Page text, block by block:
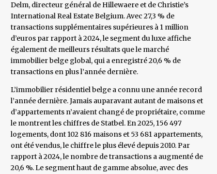
Delm, directeur général de Hillewaere et de Christie’s
International Real Estate Belgium. Avec 27,3 % de
transactions supplémentaires supérieures à 1 million
d’euros par rapport à 2024, le segment du luxe affiche
également de meilleurs résultats que le marché
immobilier belge global, qui a enregistré 20,6 % de
transactions en plus l’année dernière.
L’immobilier résidentiel belge a connu une année record
l’année dernière. Jamais auparavant autant de maisons et
d’appartements n’avaient changé de propriétaire, comme
le montrent les chiffres de Statbel. En 2025, 156 497
logements, dont 102 816 maisons et 53 681 appartements,
ont été vendus, le chiffre le plus élevé depuis 2010. Par
rapport à 2024, le nombre de transactions a augmenté de
20,6 %. Le segment haut de gamme absolue, avec des